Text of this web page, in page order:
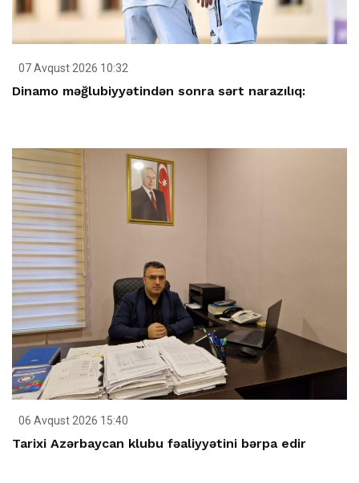
07 Avqust 2026 10:32
Dinamo məğlubiyyətindən sonra sərt narazılıq:
06 Avqust 2026 15:40
Tarixi Azərbaycan klubu fəaliyyətini bərpa edir